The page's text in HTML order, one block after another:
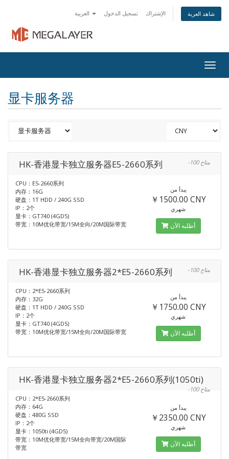
تسجيل الدخول الإشتراك شاهد العربة
显卡服务器
HK-香港显卡独立服务器E5-2660系列 -100 متاح
CPU：E5-2660系列
内存：16G
硬盘：1T HDD / 240G SSD
IP：2个
显卡：GT740 (4GD5)
带宽：10M优化带宽/15M全向/20M国际带宽
يبدأ من
￥1500.00 CNY
شهري
أطلبه الآن
HK-香港显卡独立服务器2*E5-2660系列 -100 متاح
CPU：2*E5-2660系列
内存：32G
硬盘：1T HDD / 240G SSD
IP：2个
显卡：GT740 (4GD5)
带宽：10M优化带宽/15M全向/20M国际带宽
يبدأ من
￥1750.00 CNY
شهري
أطلبه الآن
HK-香港显卡独立服务器2*E5-2660系列(1050ti)
-100 متاح
CPU：2*E5-2660系列
内存：64G
硬盘：480G SSD
IP：2个
显卡：1050ti (4GD5)
带宽：10M优化带宽/15M全向带宽/20M国际
带宽
يبدأ من
￥2350.00 CNY
شهري
أطلبه الآن